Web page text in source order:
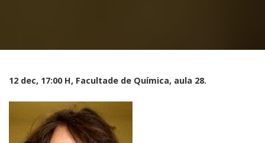
12 dec, 17:00 H, Facultade de Química, aula 28.